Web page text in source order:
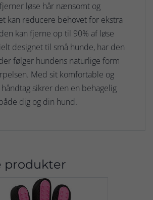
løse hår nænsomt og
kan reducere behovet for ekstra
kan fjerne op til 90% af løse
designet til små hunde, har den
følger hundens naturlige form
Med sit komfortable og
sikrer den en behagelig
dig og din hund.
produkter